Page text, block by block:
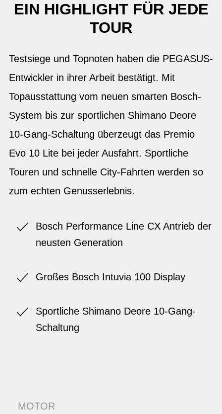
EIN HIGHLIGHT FÜR JEDE
TOUR
Testsiege und Topnoten haben die PEGASUS-
Entwickler in ihrer Arbeit bestätigt. Mit
Topausstattung vom neuen smarten Bosch-
System bis zur sportlichen Shimano Deore
10-Gang-Schaltung überzeugt das Premio
Evo 10 Lite bei jeder Ausfahrt. Sportliche
Touren und schnelle City-Fahrten werden so
zum echten Genusserlebnis.
Bosch Performance Line CX Antrieb der
neusten Generation
Großes Bosch Intuvia 100 Display
Sportliche Shimano Deore 10-Gang-
Schaltung
MOTOR